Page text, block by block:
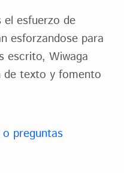
esfuerzo de
esforzandose para
escrito, Wiwaga
de texto y fomento
preguntas